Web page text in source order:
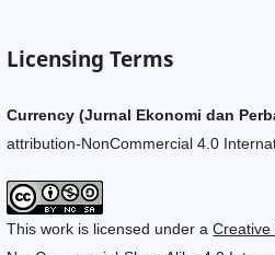
Licensing Terms
Currency (Jurnal Ekonomi dan
attribution-NonCommercial 4.0
This work is licensed under aCreative